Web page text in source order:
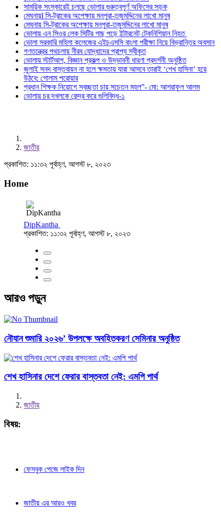
সাময়িক সংস্কারেই চলছে ভোলার গুরুত্বপূর্ণ অফিসের সড়ক
মেঘনায়l সি-ট্রাকের অপেক্ষায় মনপুরা-তজুমদ্দিনের লাখো মানুষ
মেঘনায় সি-ট্রাকের অপেক্ষায় মনপুরা-তজুমদ্দিনের লাখো মানুষ
ভোলায় এন সিওর লেক সিটির গাছ পড়ে ইন্টারনেট টেকনিশিয়ান নিহত
ভোলা সরকারি মহিলা কলেজের এইচএসসি বাংলা পরীক্ষা নিয়ে বিভ্রান্তির অবসান
গণতন্ত্রের পথচলায় নীরব যোদ্ধাদের প্রাপ্য স্বীকৃত
ভোলায় স্টার্টআপ, বিজ্ঞান প্রকল্প ও উদ্ভাবনী ধারণা প্রদর্শনী অনুষ্ঠিত
জুলাই সনদ বাস্তবায়ন না হলে ক্ষমতায় যারা আসবে তারাই ‘শেখ হাসিনা’ হয়ে
উঠবে: গোলাম পরোয়ার
প্রধান শিক্ষক নিয়োগে স্বচ্ছতা চায় সচেতন মহল”- মো: আশরাফুল আলম
ভোলায় চর দখলকে কেন্দ্র করে গুলিবিদ্ধ-১
জাতীয়
প্রকাশিত: ১১:৩২ পূর্বাহ্ণ, আগস্ট ৮, ২০২৩
Home
DipKantha
প্রকাশিত: ১১:৩২ পূর্বাহ্ণ, আগস্ট ৮, ২০২৩
আরও পড়ুন
নৌযান শুমারি ২০২৬’ উপলক্ষে অবহিতকরণ সেমিনার অনুষ্ঠিত
শেখ হাসিনার দেশে ফেরার বাস্তবতা নেই: এমপি পার্থ
জাতীয়
বিষয়:
ফেসবুক পেজে লাইক দিন
জাতীয় এর আরও খবর